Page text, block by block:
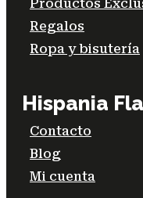
Productos
Regalos
Ropa y bisutería
Hispania
Contacto
Blog
Mi cuenta